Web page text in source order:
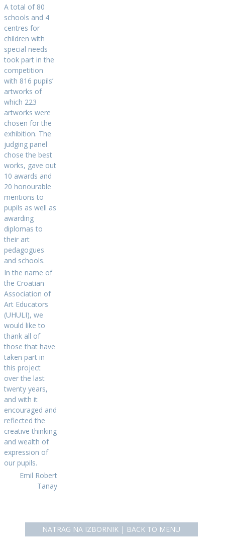
A total of 80
schools and 4
centres for
children with
special needs
took part in the
competition
with 816 pupils’
artworks of
which 223
artworks were
chosen for the
exhibition. The
judging panel
chose the best
works, gave out
10 awards and
20 honourable
mentions to
pupils as well as
awarding
diplomas to
their art
pedagogues
and schools.
In the name of
the Croatian
Association of
Art Educators
(UHULI), we
would like to
thank all of
those that have
taken part in
this project
over the last
twenty years,
and with it
encouraged and
reflected the
creative thinking
and wealth of
expression of
our pupils.
Emil Robert
Tanay
NATRAG NA IZBORNIK | BACK TO MENU